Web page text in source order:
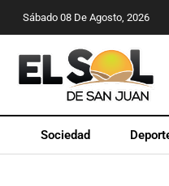
Sábado 08 De Agosto, 2026
Sociedad